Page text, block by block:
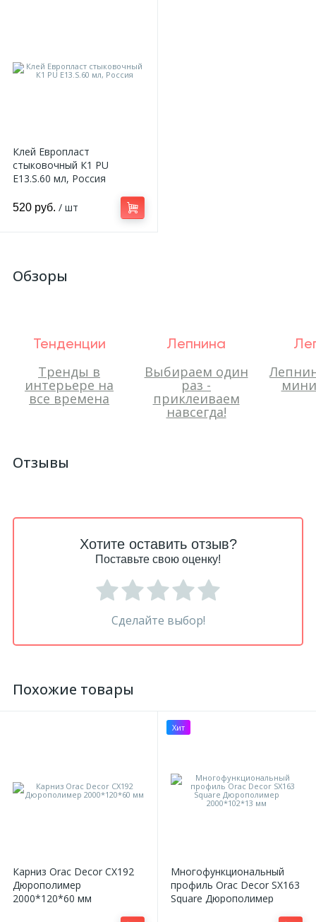
Клей Европласт
стыковочный К1 PU
E13.S.60 мл, Россия
520 руб. / шт
Обзоры
Тенденции
Тренды в
интерьере на
все времена
Лепнина
Выбираем один
раз -
приклеиваем
навсегда!
Отзывы
Хотите оставить отзыв?
Поставьте свою оценку!
Сделайте выбор!
Похожие товары
Карниз Orac Decor CX192
Дюрополимер
2000*120*60 мм
Хит
Многофункциональный
профиль Orac Decor SX163
Square Дюрополимер